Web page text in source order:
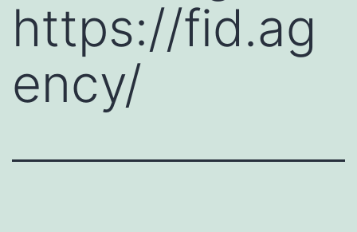
https://fid.ag
ency/